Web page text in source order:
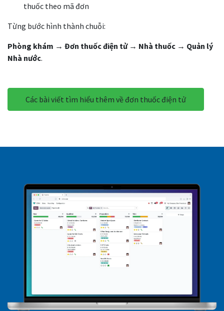
thuốc theo mã đơn
Từng bước hình thành chuỗi:
Phòng khám → Đơn thuốc điện tử → Nhà thuốc → Quản lý
Nhà nước.
Các bài viết tìm hiểu thêm về đơn thuốc điện tử